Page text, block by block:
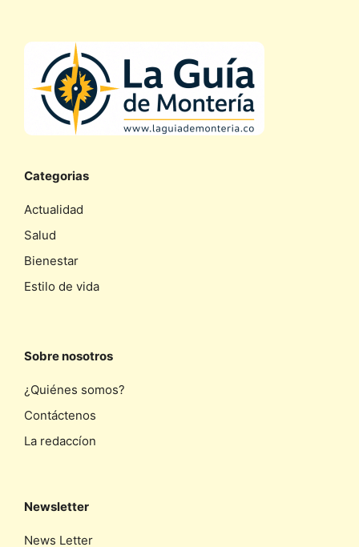
Categorias
Actualidad
Salud
Bienestar
Estilo de vida
Sobre nosotros
¿Quiénes somos?
Contáctenos
La redaccíon
Newsletter
News Letter